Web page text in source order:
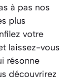
à pas nos
plus
votre
laissez-vous
résonne
découvrirez